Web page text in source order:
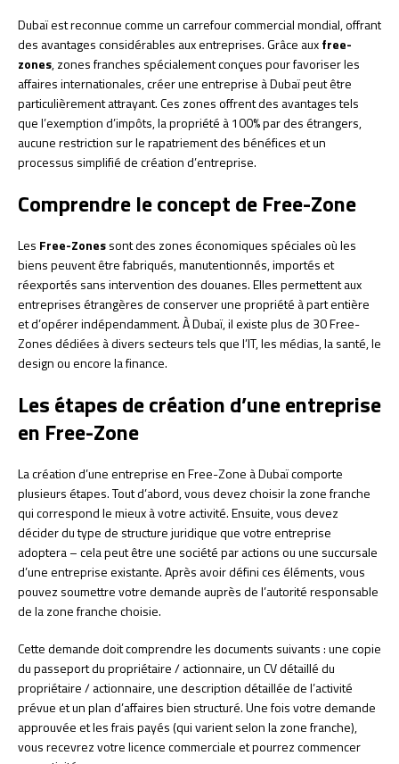
Dubaï est reconnue comme un carrefour commercial mondial, offrant
des avantages considérables aux entreprises. Grâce auxfree-
zones, zones franches spécialement conçues pour favoriser les
affaires internationales, créer une entreprise à Dubaï peut être
particulièrement attrayant. Ces zones offrent des avantages tels
que l’exemption d’impôts, la propriété à 100% par des étrangers,
aucune restriction sur le rapatriement des bénéfices et un
processus simplifié de création d’entreprise.
Comprendre le concept de Free-Zone
Les Free-Zonessont des zones économiques spéciales où les
biens peuvent être fabriqués, manutentionnés, importés et
réexportés sans intervention des douanes. Elles permettent aux
entreprises étrangères de conserver une propriété à part entière
et d’opérer indépendamment. À Dubaï, il existe plus de 30 Free-
Zones dédiées à divers secteurs tels que l’IT, les médias, la santé, le
design ou encore la finance.
Les étapes de création d’une entreprise
en Free-Zone
La création d’une entreprise en Free-Zone à Dubaï comporte
plusieurs étapes. Tout d’abord, vous devez choisir la zone franche
qui correspond le mieux à votre activité. Ensuite, vous devez
décider du type de structure juridique que votre entreprise
adoptera – cela peut être une société par actions ou une succursale
d’une entreprise existante. Après avoir défini ces éléments, vous
pouvez soumettre votre demande auprès de l’autorité responsable
de la zone franche choisie.
Cette demande doit comprendre les documents suivants : une copie
du passeport du propriétaire / actionnaire, un CV détaillé du
propriétaire / actionnaire, une description détaillée de l’activité
prévue et un plan d’affaires bien structuré. Une fois votre demande
approuvée et les frais payés (qui varient selon la zone franche),
vous recevrez votre licence commerciale et pourrez commencer